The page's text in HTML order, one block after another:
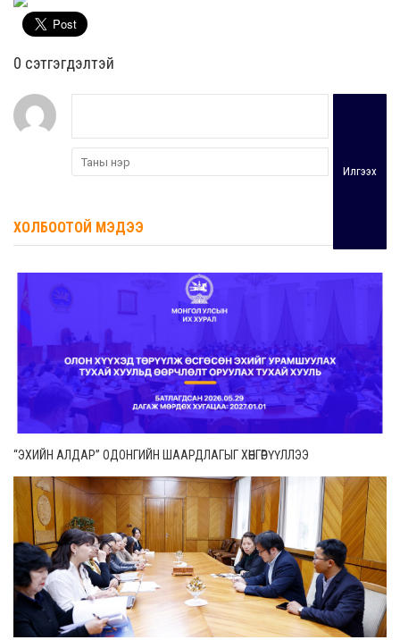
0 cэтгэгдэлтэй
Илгээх
ХОЛБООТОЙ МЭДЭЭ
“ЭХИЙН АЛДАР” ОДОНГИЙН ШААРДЛАГЫГ ХӨНГӨРҮҮЛЛЭЭ